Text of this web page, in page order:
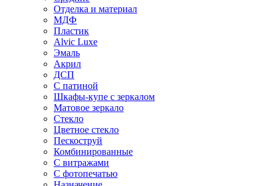
Отделка и материал
МДФ
Пластик
Alvic Luxe
Эмаль
Акрил
ДСП
С патиной
Шкафы-купе с зеркалом
Матовое зеркало
Стекло
Цветное стекло
Пескоструй
Комбинированные
С витражами
С фотопечатью